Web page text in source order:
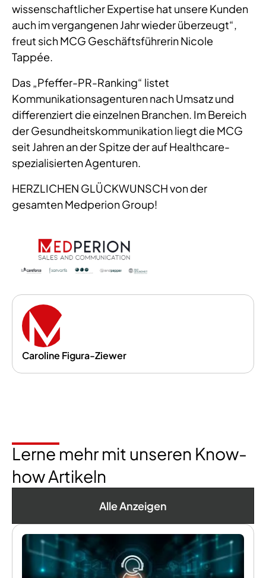
Caroline Figura-Ziewer
wissenschaftlicher Expertise hat unsere Kunden
auch im vergangenen Jahr wieder überzeugt“,
freut sich MCG Geschäftsführerin Nicole
Tappée.
Das „Pfeffer-PR-Ranking“ listet
Kommunikationsagenturen nach Umsatz und
differenziert die einzelnen Branchen. Im Bereich
der Gesundheitskommunikation liegt die MCG
seit Jahren an der Spitze der auf Healthcare-
spezialisierten Agenturen.
HERZLICHEN GLÜCKWUNSCH von der
gesamten Medperion Group!
Lerne mehr mit unseren Know-
how Artikeln
Alle Anzeigen